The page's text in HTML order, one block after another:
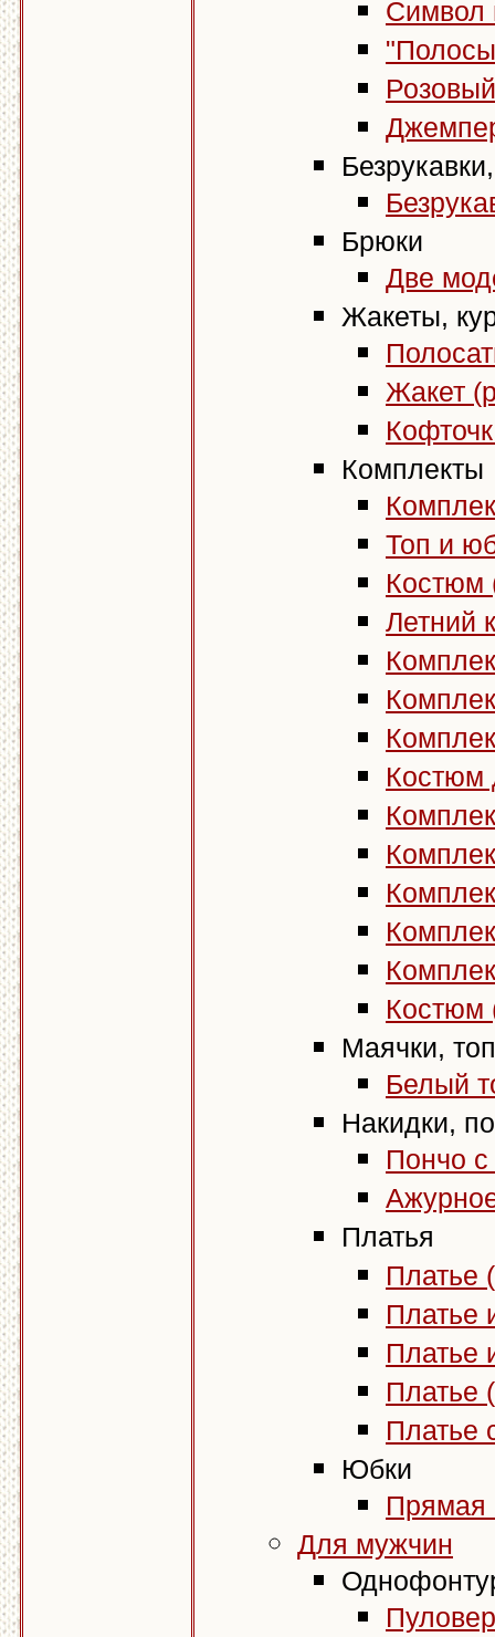
Символ
Брюки
Две
Жакеты,
Жакет
Комплекты
Топ и
Костюм
Летний
Костюм
Костюм
Маячки,
Белый
Накидки,
Пончо
Платья
Платье
Платье
Платье
Платье
Платье
Юбки
Прямая
Для мужчин